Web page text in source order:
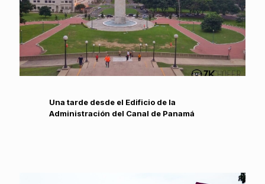
Una tarde desde el Edificio de la
Administración del Canal de Panamá